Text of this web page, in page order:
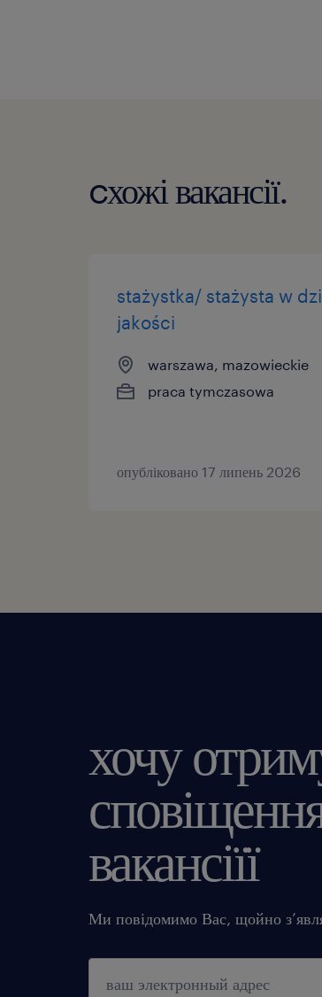
cхожі вакансії.
stażystka/ stażysta w
jakości
warszawa, mazowieckie
praca tymczasowa
опубліковано 17 липень 2026
хочу
вакансіїї
Ми повідомимо Вас, щойно